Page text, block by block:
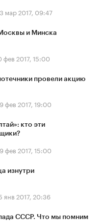
мар 2017, 09:47
и Минска
фев 2017, 15:00
провели акцию
фев 2017, 19:00
кто эти
фев 2017, 15:00
изнутри
янв 2017, 20:36
СССР. Что мы помним